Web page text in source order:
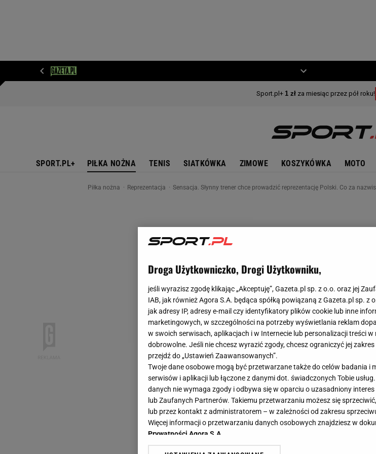
SPORT.PL+ PIŁKA NOŻNA TENIS SIATKÓWKA ZIMOWE KOSZYKÓWKA MOTO
Piłka nożna Reprezentacja Sensacja. Słynny trener chce prowadzić reprezentację Polski. Co za
Droga Użytkowniczko, Drogi Użytkowniku,
jeśli wyrazisz zgodę klikając „Akceptuję”, Gazeta.pl sp. z o.o. oraz jej
IAB, jak również Agora S.A. będąca spółką powiązaną z Gazeta.pl sp.
jak adresy IP, adresy e-mail czy identyfikatory plików cookie lub inne
marketingowych, w szczególności na potrzeby wyświetlania reklam
w swoich serwisach, aplikacjach i w Internecie lub personalizacji treści
dobrowolne. Jeśli nie chcesz wyrazić zgody, chcesz ograniczyć jej
przejdź do „Ustawień Zaawansowanych”.
Twoje dane osobowe mogą być przetwarzane także do celów badania
serwisów i aplikacji lub łączone z danymi dot. świadczonych Tobie
danych nie wymaga zgody i odbywa się w oparciu o uzasadniony
lub Zaufanych Partnerów. Takiemu przetwarzaniu możesz się
lub przez kontakt z administratorem – w zależności od zakresu
Więcej informacji o przetwarzaniu danych osobowych znajdziesz w
Prywatności Agora S.A.